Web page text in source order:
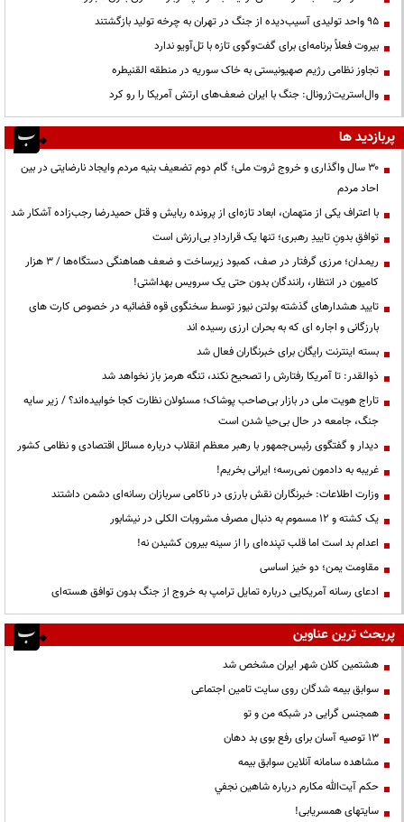
95 واحد تولیدی آسیب‌دیده از جنگ در تهران به چرخه تولید بازگشتند
بیروت فعلاً برنامه‌ای برای گفت‌وگوی تازه با تل‌آویو ندارد
تجاوز نظامی رژیم صهیونیستی به خاک سوریه در منطقه القنیطره
وال‌استریت‌ژرونال: جنگ با ایران ضعف‌های ارتش آمریکا را رو کرد
پربازدید ها
۳۰ سال واگذاری و خروج ثروت ملی؛ گام دوم تضعیف بنیه مردم وایجاد نارضایتی در بین
احاد مردم
با اعتراف یکی از متهمان، ابعاد تازه‌ای از پرونده ربایش و قتل حمیدرضا رجب‌زاده آشکار شد
توافقِ بدونِ تاییدِ رهبری؛ تنها یک قراردادِ بی‌ارزش است
ریمـدان؛ مرزی گرفتار در صف، کمبود زیرساخت و ضعف هماهنگی دستگاه‌ها / ۳ هزار
کامیون در انتظار، رانندگان بدون حتی یک سرویس بهداشتی!
تایید هشدارهای گذشته بولتن نیوز توسط سخنگوی قوه قضائیه در خصوص کارت های
بارزگانی و اجاره ای که به بحران ارزی رسیده اند
بسته اینترنت رایگان برای خبرنگاران فعال شد
ذوالقدر: تا آمریکا رفتارش را تصحیح نکند، تنگه هرمز باز نخواهد شد
تاراج هویت ملی در بازار بی‌صاحب پوشاک؛ مسئولان نظارت کجا خوابیده‌اند؟ / زیر سایه
جنگ، جامعه در حال بی‌حیا شدن است
دیدار و گفتگوی رئیس‌جمهور با رهبر معظم انقلاب درباره مسائل اقتصادی و نظامی کشور
غریبه به دادمون نمی‌رسه؛ ایرانی بخریم!
وزارت اطلاعات: خبرنگاران نقش بارزی در ناکامی سربازان رسانه‌ای دشمن داشتند
یک کشته و ۱۲ مسموم به دنبال مصرف مشروبات الکلی در نیشابور
اعدام بد است اما قلب تپنده‌ای را از سینه بیرون کشیدن نه!
مقاومت یمن؛ دو خیز اساسی
ادعای رسانه آمریکایی درباره تمایل ترامپ به خروج از جنگ بدون توافق هسته‌ای
پربحث ترین عناوین
هشتمین کلان شهر ایران مشخص شد
سوابق بیمه شدگان روی سایت تامین اجتماعی
همجنس گرایی در شبکه من و تو
13 توصیه آسان برای رفع بوی بد دهان
مشاهده سامانه آنلاين سوابق بیمه
حكم آيت‌الله مكارم درباره شاهين نجفي
سایتهای همسریابی!